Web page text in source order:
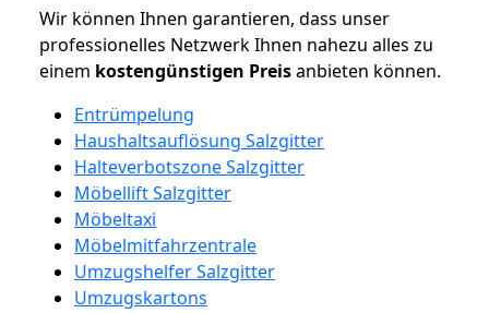
Wir können Ihnen garantieren, dass unser
professionelles Netzwerk Ihnen nahezu alles zu
einem kostengünstigen Preisanbieten können.
Entrümpelung
Haushaltsauflösung Salzgitter
Halteverbotszone Salzgitter
Möbellift Salzgitter
Möbeltaxi
Möbelmitfahrzentrale
Umzugshelfer Salzgitter
Umzugskartons